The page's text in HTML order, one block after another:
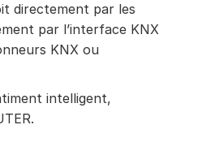
directement par les
par l’interface KNX
KNX ou
intelligent,